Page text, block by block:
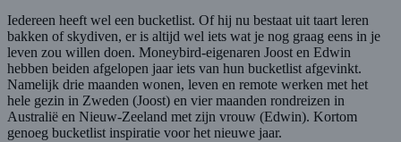
Iedereen heeft wel een bucketlist. Of hij nu bestaat uit taart leren
bakken of skydiven, er is altijd wel iets wat je nog graag eens in je
leven zou willen doen. Moneybird-eigenaren Joost en Edwin
hebben beiden afgelopen jaar iets van hun bucketlist afgevinkt.
Namelijk drie maanden wonen, leven en remote werken met het
hele gezin in Zweden (Joost) en vier maanden rondreizen in
Australië en Nieuw-Zeeland met zijn vrouw (Edwin). Kortom
genoeg bucketlist inspiratie voor het nieuwe jaar.